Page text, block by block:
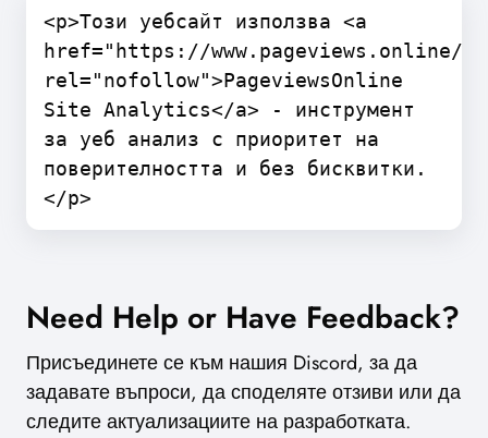
<p>Този уебсайт използва <a
href="https://www.pageviews.online/"
rel="nofollow">PageviewsOnline
Site Analytics</a> - инструмент
за уеб анализ с приоритет на
поверителността и без бисквитки.
</p>
Need Help or Have Feedback?
Присъединете се към нашия Discord, за да
задавате въпроси, да споделяте отзиви или да
следите актуализациите на разработката.